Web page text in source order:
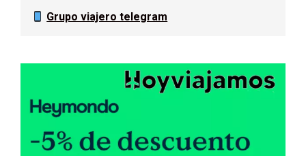
Grupo viajero telegram